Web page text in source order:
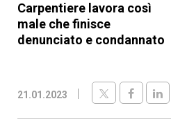
Carpentiere lavora così
male che finisce
denunciato e condannato
21.01.2023